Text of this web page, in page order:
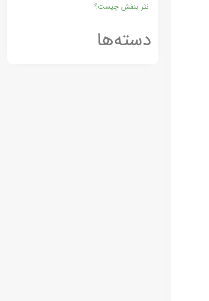
نثر بنفش چیست؟
دسته‌ها